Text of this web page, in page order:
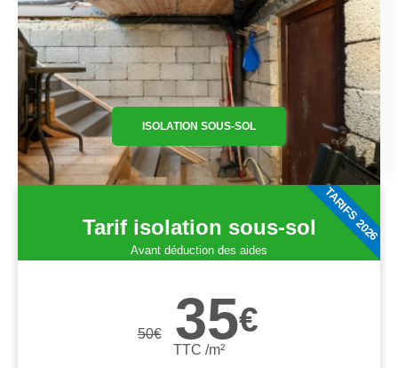
ISOLATION SOUS-SOL
Tarif isolation sous-sol
Avant déduction des aides
50€ 35€
TTC /m²
TARIFS 2026